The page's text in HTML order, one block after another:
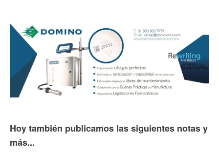
Hoy también publicamos las siguientes notas y
más...